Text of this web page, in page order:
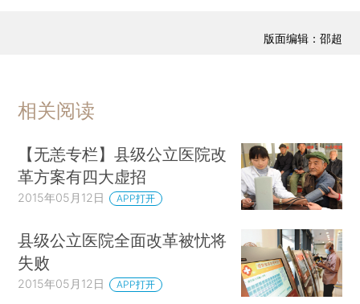
版面编辑：邵超
相关阅读
【无恙专栏】县级公立医院改
革方案有四大虚招
2015年05月12日 APP打开
县级公立医院全面改革被忧将
失败
2015年05月12日 APP打开